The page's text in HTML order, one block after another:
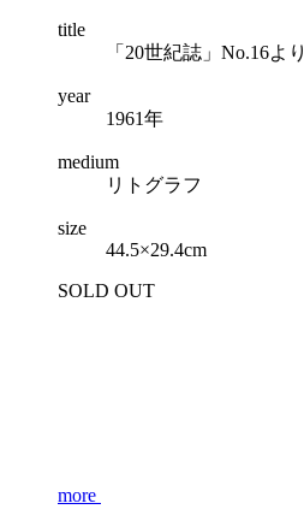
title
「20世紀誌」No.16より
year
1961年
medium
リトグラフ
size
44.5×29.4cm
SOLD OUT
more